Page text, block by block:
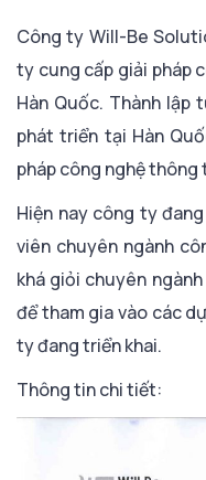
Công ty Will-Be
ty cung cấp giải pháp
Hàn Quốc. Thành lập
phát triển tại Hàn
pháp công nghệ
Hiện nay công ty
viên chuyên ngành
khá giỏi chuyên
để tham gia vào các
ty đang triển khai.
Thông tin chi tiết: